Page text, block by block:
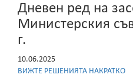
Дневен ред на
Министерския
г.
10.06.2025
ВИЖТЕ РЕШЕНИЯТА НАКРАТКО